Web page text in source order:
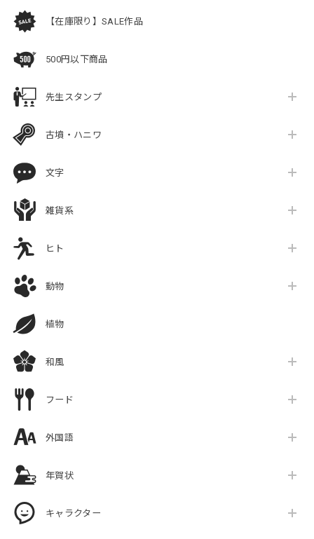
【在庫限り】SALE作品
500円以下商品
先生スタンプ
古墳・ハニワ
文字
雑貨系
ヒト
動物
植物
和風
フード
外国語
年賀状
キャラクター